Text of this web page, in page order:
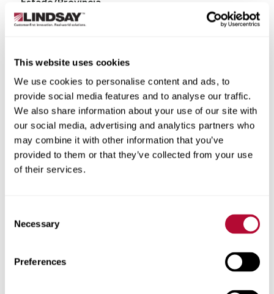
This website uses cookies
We use cookies to personalise content and ads, to
provide social media features and to analyse our traffic.
We also share information about your use of our site with
our social media, advertising and analytics partners who
may combine it with other information that you’ve
provided to them or that they’ve collected from your use
of their services.
Selection
Necessary
Preferences
Cidade
CEP/Código postal